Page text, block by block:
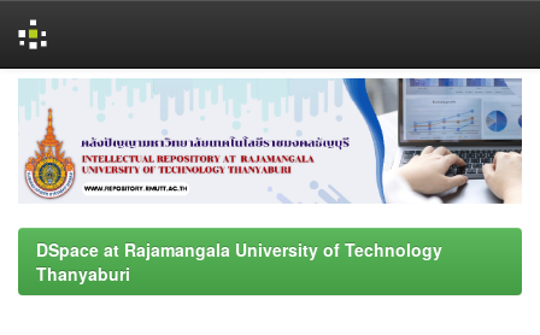
navigation
DSpace at Rajamangala University of Technology
Thanyaburi